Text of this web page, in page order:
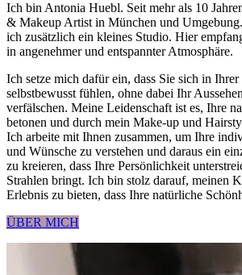
Ich bin Antonia Huebl. Seit mehr als 10
& Makeup Artist in München und
ich zusätzlich ein kleines Studio. Hier
in angenehmer und entspannter Atmosphäre.
Ich setze mich dafür ein, dass Sie sich in
selbstbewusst fühlen, ohne dabei Ihr
verfälschen. Meine Leidenschaft ist es, Ihre
betonen und durch mein Make-up und
Ich arbeite mit Ihnen zusammen, um Ihre
und Wünsche zu verstehen und daraus ein
zu kreieren, dass Ihre Persönlichkeit
Strahlen bringt. Ich bin stolz darauf, meinen
Erlebnis zu bieten, dass Ihre natürliche
ÜBER MICH